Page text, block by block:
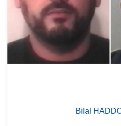
Bilal